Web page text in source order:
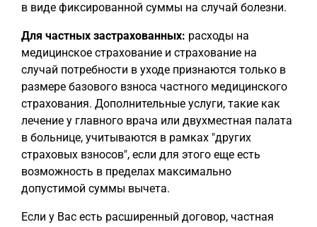
в виде фиксированной суммы на случай болезни.
Для частных застрахованных: расходы на
медицинское страхование и страхование на
случай потребности в уходе признаются только в
размере базового взноса частного медицинского
страхования. Дополнительные услуги, такие как
лечение у главного врача или двухместная палата
в больнице, учитываются в рамках "других
страховых взносов", если для этого еще есть
возможность в пределах максимально
допустимой суммы вычета.
Если у Вас есть расширенный договор, частная